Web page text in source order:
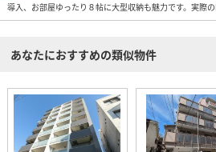
導入、お部屋ゆったり８帖に大型収納も魅力です。実際
すよ！
あなたにおすすめの類似物件